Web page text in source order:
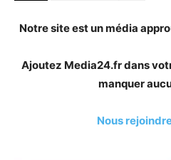
Notre site est un média
Ajoutez Media24.fr dans
manquer
Nous